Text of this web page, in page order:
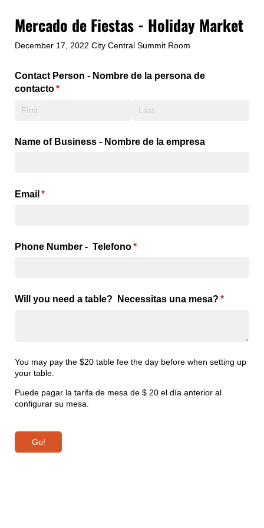
Mercado de Fiestas - Holiday Market
December 17, 2022 City Central Summit Room
Contact Person - Nombre de la persona de
contacto*
(required)
Name of Business - Nombre de la empresa
Email *
(required)
Phone Number - Telefono*
(required)
Will you need a table? Necessitas una mesa? *
(required)
You may pay the $20 table fee the day before when setting up
your table.
Puede pagar la tarifa de mesa de $ 20 el día anterior al
configurar su mesa.
Go!